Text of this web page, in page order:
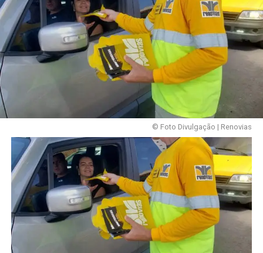
© Foto Divulgação | Renovias